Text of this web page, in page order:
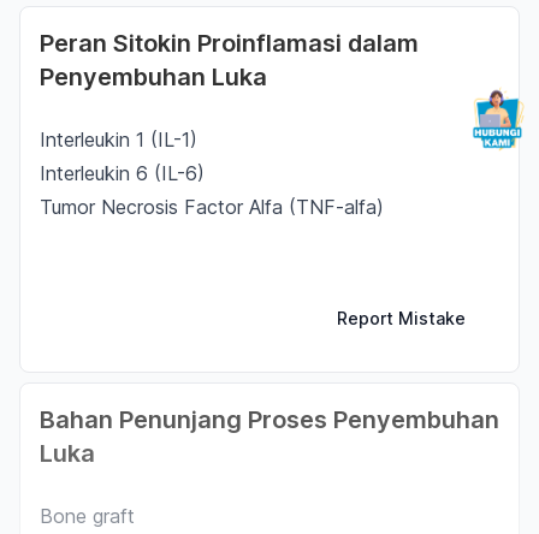
Peran Sitokin Proinflamasi dalam
Penyembuhan Luka
Interleukin 1 (IL-1)
Interleukin 6 (IL-6)
Tumor Necrosis Factor Alfa (TNF-alfa)
Report Mistake
Bahan Penunjang Proses Penyembuhan
Luka
Bone graft